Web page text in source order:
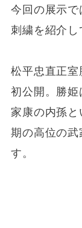
今回の展示で
刺繍を紹介し
松平忠直正
初公開。勝姫
家康の内孫
期の高位の
す。